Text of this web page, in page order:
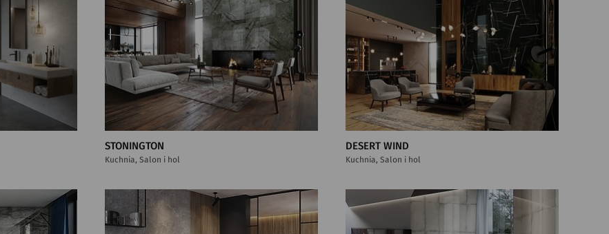
STONINGTON
Kuchnia, Salon i hol
DESERT WIND
Kuchnia, Salon i hol